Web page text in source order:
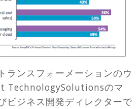
ランスフォーメーションのウ
TechnologySolutionsのマ
ビジネス開発ディレクターで